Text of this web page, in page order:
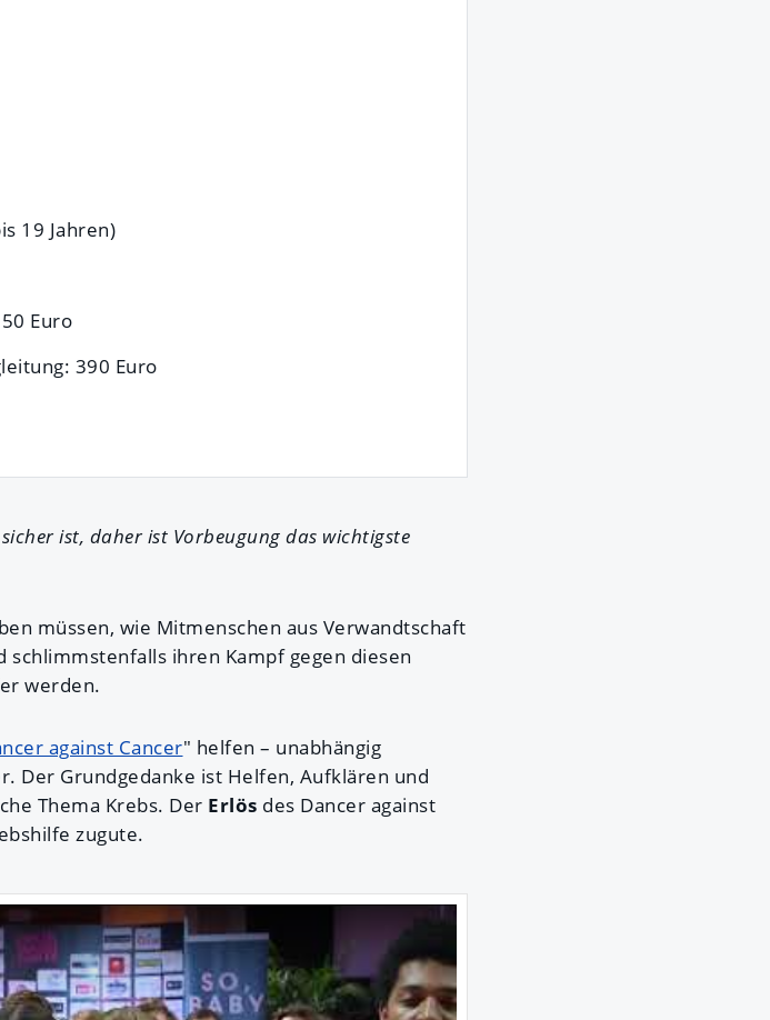
19 Jahren)
Euro
390 Euro
ist, daher ist Vorbeugung das wichtigste
müssen, wie Mitmenschen aus Verwandtschaft
ihren Kampf gegen diesen
werden.
against Cancer" helfen – unabhängig
Der Grundgedanke ist Helfen, Aufklären und
Thema Krebs. Der Erlös des Dancer against
zugute.